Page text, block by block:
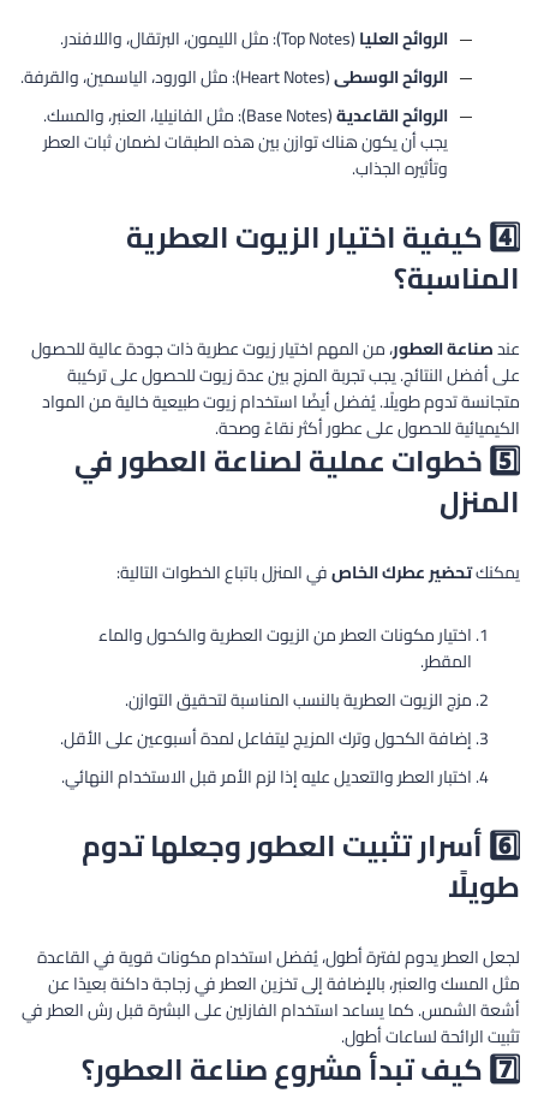
الروائح العليا(Top Notes): مثل الليمون، البرتقال، واللافندر.
الروائح الوسطى(Heart Notes): مثل الورود، الياسمين، والقرفة.
الروائح القاعدية(Base Notes): مثل الفانيليا، العنبر، والمسك.
يجب أن يكون هناك توازن بين هذه الطبقات لضمان ثبات العطر
وتأثيره الجذاب.
4️⃣ كيفية اختيار الزيوت العطرية
المناسبة؟
عندصناعة العطور، من المهم اختيار زيوت عطرية ذات جودة عالية للحصول
على أفضل النتائج. يجب تجربة المزج بين عدة زيوت للحصول على تركيبة
متجانسة تدوم طويلًا. يُفضل أيضًا استخدام زيوت طبيعية خالية من المواد
الكيميائية للحصول على عطور أكثر نقاءً وصحة.
5️⃣ خطوات عملية لصناعة العطور في
المنزل
يمكنكتحضير عطرك الخاصفي المنزل باتباع الخطوات التالية:
اختيار مكونات العطر من الزيوت العطرية والكحول والماء
المقطر.
مزج الزيوت العطرية بالنسب المناسبة لتحقيق التوازن.
إضافة الكحول وترك المزيج ليتفاعل لمدة أسبوعين على الأقل.
اختبار العطر والتعديل عليه إذا لزم الأمر قبل الاستخدام النهائي.
6️⃣ أسرار تثبيت العطور وجعلها تدوم
طويلًا
لجعل العطر يدوم لفترة أطول، يُفضل استخدام مكونات قوية في القاعدة
مثل المسك والعنبر، بالإضافة إلى تخزين العطر في زجاجة داكنة بعيدًا عن
أشعة الشمس. كما يساعد استخدام الفازلين على البشرة قبل رش العطر في
تثبيت الرائحة لساعات أطول.
7️⃣ كيف تبدأ مشروع صناعة العطور؟